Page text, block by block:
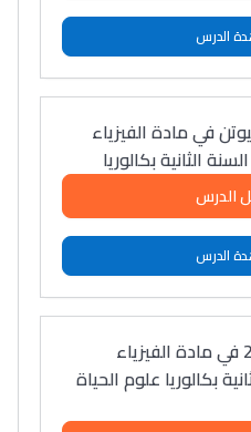
الدرس
في مادة الفيزياء
الثانية بكالوريا
الدرس
الدرس
فرض محروس رقم 2 في مادة الفيزياء
بكالوريا علوم الحياة